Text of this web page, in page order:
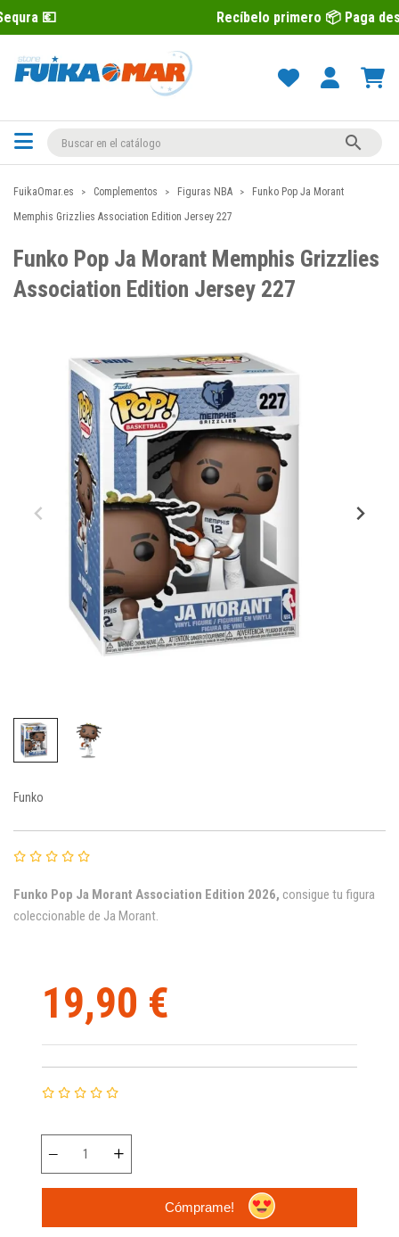
Recíbelo primero 📦 Paga después con

FuikaOmar.es Complementos Figuras NBA
Funko Pop Ja Morant
Memphis Grizzlies Association Edition Jersey 227
Funko Pop Ja Morant Memphis Grizzlies
Association Edition Jersey 227
Funko
Funko Pop Ja Morant Association Edition 2026, consigue tu figura
coleccionable de Ja Morant.
19,90 €
Cómprame!